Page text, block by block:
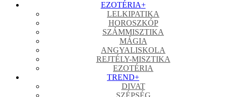
EZOTÉRIA+
LELKIPATIKA
HOROSZKÓP
SZÁMMISZTIKA
MÁGIA
ANGYALISKOLA
REJTÉLY-MISZTIKA
EZOTÉRIA
TREND+
DIVAT
SZÉPSÉG